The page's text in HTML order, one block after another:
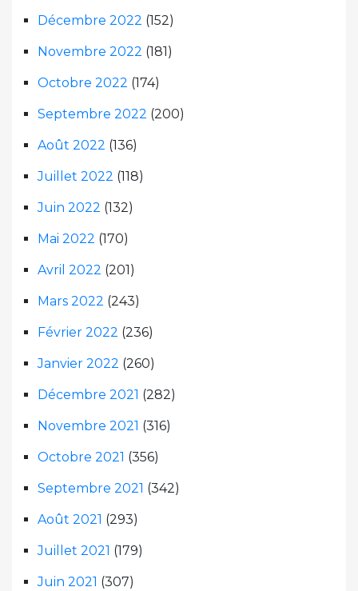
Décembre 2022 (152)
Novembre 2022 (181)
Octobre 2022 (174)
Septembre 2022 (200)
Août 2022 (136)
Juillet 2022 (118)
Juin 2022 (132)
Mai 2022 (170)
Avril 2022 (201)
Mars 2022 (243)
Février 2022 (236)
Janvier 2022 (260)
Décembre 2021 (282)
Novembre 2021 (316)
Octobre 2021 (356)
Septembre 2021 (342)
Août 2021 (293)
Juillet 2021 (179)
Juin 2021 (307)